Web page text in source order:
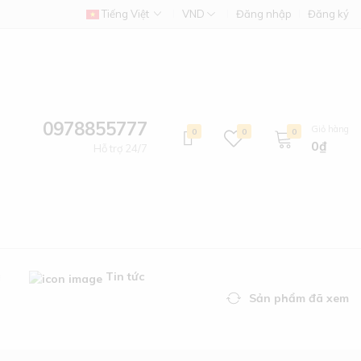
Tiếng Việt VND Đăng nhập Đăng ký
0978855777 0 0 0
0₫
Tin tức
Sản phẩm đã xem